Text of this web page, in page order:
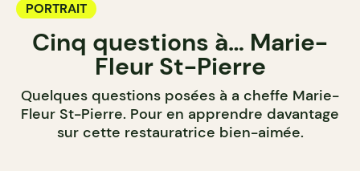
PORTRAIT
Cinq questions à… Marie-
Fleur St-Pierre
Quelques questions posées à a cheffe Marie-
Fleur St-Pierre. Pour en apprendre davantage
sur cette restauratrice bien-aimée.